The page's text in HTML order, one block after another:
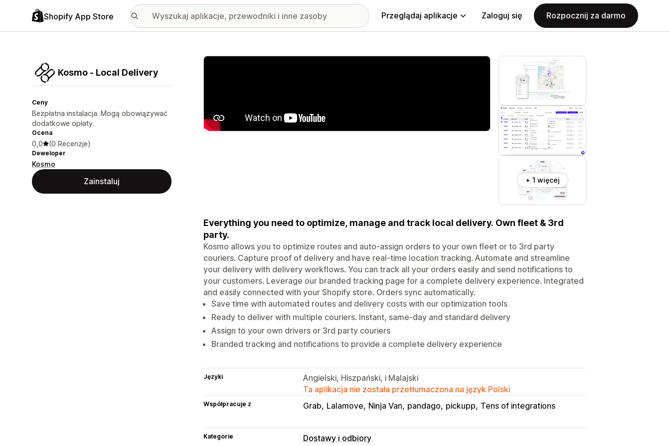
Shopify App Store Przeglądaj aplikacje Zaloguj się Rozpocznij za darmo
Kosmo ‑ Local Delivery
Ceny
Bezpłatna instalacja. Mogą obowiązywać
dodatkowe opłaty.
Ocena
0,0 (0 Recenzje)
Deweloper
Kosmo
Zainstaluj
Wyróżnione obrazy w galerii
+ 1 więcej
Everything you need to optimize, manage and track local delivery. Own fleet & 3rd
party.
Kosmo allows you to optimize routes and auto-assign orders to your own fleet or to 3rd party
couriers. Capture proof of delivery and have real-time location tracking. Automate and streamline
your delivery with delivery workflows. You can track all your orders easily and send notifications to
your customers. Leverage our branded tracking page for a complete delivery experience. Integrated
and easily connected with your Shopify store. Orders sync automatically.
Save time with automated routes and delivery costs with our optimization tools
Ready to deliver with multiple couriers. Instant, same-day and standard delivery
Assign to your own drivers or 3rd party couriers
Branded tracking and notifications to provide a complete delivery experience
Języki
Angielski, Hiszpański, i Malajski
Ta aplikacja nie została przetłumaczona na język Polski
Współpracuje z Grab Lalamove Ninja Van pandago pickupp Tens of integrations
Kategorie Dostawy i odbiory